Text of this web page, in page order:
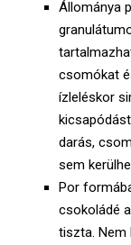
Állománya
csomókat
ízleléskor
darás,
sem
Por
csokoládé
tiszta. Nem